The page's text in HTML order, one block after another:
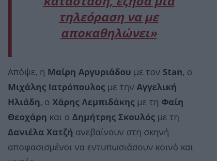
τηλεόραση να με
αποκαθηλώνει»
Απόψε, η Μαίρη Αργυριάδου με τον Stan, ο
Μιχάλης Ιατρόπουλος με την Αγγελική
Ηλιάδη, ο Χάρης Λεμπιδάκης με τη Φαίη
Θεοχάρη και ο Δημήτρης Σκουλός με τη
Δανιέλα Χατζή ανεβαίνουν στη σκηνή
αποφασισμένοι να εντυπωσιάσουν κοινό και